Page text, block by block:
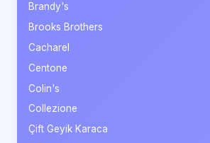
Brandy's
Brooks Brothers
Cacharel
Centone
Colin's
Collezione
Çift Geyik Karaca